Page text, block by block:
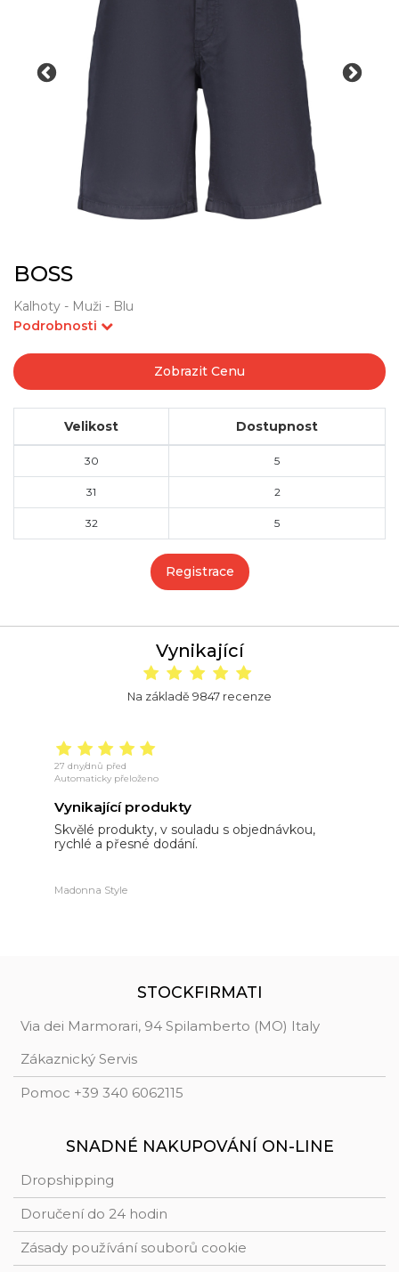
BOSS
Kalhoty - Muži - Blu
Podrobnosti
Zobrazit Cenu
Velikost Dostupnost
30 5
31 2
32 5
Registrace
Vynikající
Na základě 9847 recenze
27 dny/dnů před
Automaticky přeloženo
Vynikající produkty
Skvělé produkty, v souladu s objednávkou,
rychlé a přesné dodání.
Madonna Style
STOCKFIRMATI
Via dei Marmorari, 94 Spilamberto (MO) Italy
Zákaznický Servis
Pomoc +39 340 6062115
SNADNÉ NAKUPOVÁNÍ ON-LINE
Dropshipping
Doručení do 24 hodin
Zásady používání souborů cookie